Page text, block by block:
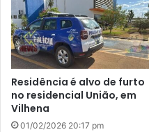
Residência é alvo de furto
no residencial União, em
Vilhena
01/02/2026 20:17 pm